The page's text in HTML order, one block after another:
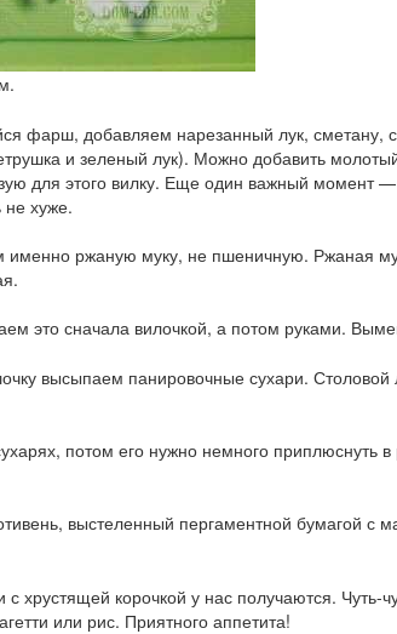
фарш, добавляем нарезанный лук,
и зеленый лук). Можно добавить
для этого вилку. Еще один важный
не хуже.
ржаную муку, не пшеничную. Ржаная
это сначала вилочкой, а потом руками.
высыпаем панировочные сухари.
потом его нужно немного приплюснуть
выстеленный пергаментной бумагой с
с хрустящей корочкой у нас получаются.
или рис. Приятного аппетита!